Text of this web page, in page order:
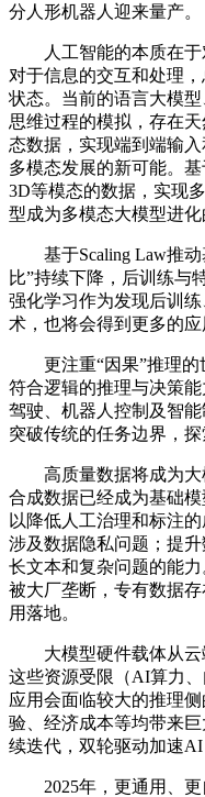
分人形机器人迎来量产。
人工智能的本质在于
对于信息的交互和处理
状态。当前的语言大模
思维过程的模拟，存在
态数据，实现端到端输
多模态发展的新可能。
3D等模态的数据，实现
型成为多模态大模型进化
基于Scaling Law推动
比”持续下降，后训练与
强化学习作为发现后训
术，也将会得到更多的应
更注重“因果”推理的
符合逻辑的推理与决策
驾驶、机器人控制及智
突破传统的任务边界，探
高质量数据将成为大模
合成数据已经成为基础
以降低人工治理和标注
涉及数据隐私问题；提
长文本和复杂问题的能
被大厂垄断，专有数据
用落地。
大模型硬件载体从云
这些资源受限（AI算力
应用会面临较大的推理
验、经济成本等均带来
续迭代，双轮驱动加速AI
2025年，更通用、更